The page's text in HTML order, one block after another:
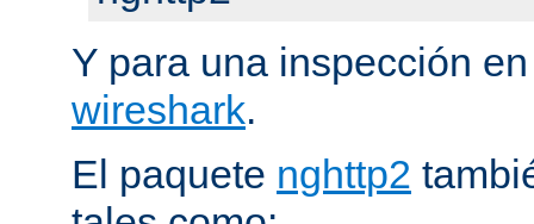
Y para una inspección
wireshark.
El paquete nghttp2